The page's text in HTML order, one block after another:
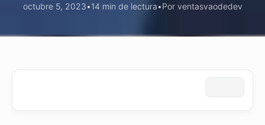
octubre 5, 2023•14 min de lectura•Por ventasvaodedev